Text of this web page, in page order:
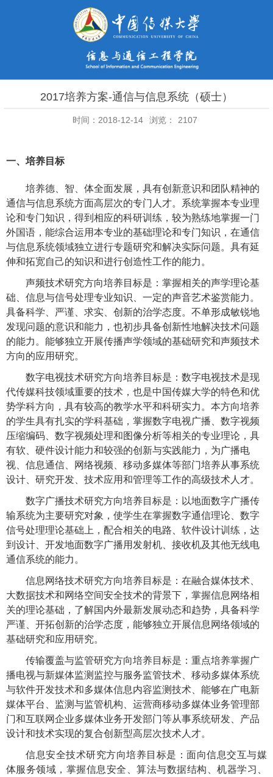
2017培养方案-通信与信息系统（硕士）
时间：2018-12-14 浏览： 2107
一、培养目标
培养德、智、体全面发展，具有创新意识和团队精神的
通信与信息系统方面高层次的专门人才。系统掌握本专业理
论和专门知识，得到相应的科研训练，较为熟练地掌握一门
外国语，能综合运用本专业的基础理论和专门知识，在通信
与信息系统领域独立进行专题研究和解决实际问题。具有延
伸和拓宽自己的知识和进行创造性工作的能力。
声频技术研究方向培养目标是：掌握相关的声学理论基
础、信息与信号处理专业知识、一定的声音艺术鉴赏能力。
具备科学、严谨、求实、创新的治学态度。不单形成敏锐地
发现问题的意识和能力，也初步具备创新性地解决技术问题
的能力。能够独立开展传播声学领域的基础研究和声频技术
方向的应用研究。
数字电视技术研究方向培养目标是：数字电视技术是现
代传媒科技领域重要的技术，也是中国传媒大学的特色和优
势学科方向，具有较高的教学水平和科研实力。本方向培养
的学生具有扎实的学科基础，掌握数字电视广播、数字视频
压缩编码、数字视频处理和图像分析等相关的专业理论，具
有软、硬件设计能力和较强的创新与实践能力，为广播电
视、信息通信、网络视频、移动多媒体等部门培养从事系统
设计、研究开发、技术应用和管理等工作的高级技术人才。
数字广播技术研究方向培养目标是：以地面数字广播传
输系统为主要研究对象，使学生在掌握数字通信理论、数字
信号处理理论基础上，配合相关的电路、软件设计训练，达
到设计、开发地面数字广播用发射机、接收机及其他无线电
通信系统的能力。
信息网络技术研究方向培养目标是：在融合媒体技术、
大数据技术和网络空间安全技术的背景下，掌握信息网络相
关的理论基础，了解国内外最新发展动态和趋势，具备科学
严谨、开拓创新的治学态度，能够独立开展信息网络领域的
基础研究和应用研究。
传输覆盖与监管研究方向培养目标是：重点培养掌握广
播电视与新媒体监测监控与服务监管技术、移动多媒体系统
与软件开发技术和多媒体信息内容监测技术、能够在广电新
媒体平台、监测与监管机构、运营商移动多媒体业务管理部
门和互联网企业多媒体业务开发部门等从事系统研发、产品
设计和技术实现的复合创新型高层次技术人才。
信息安全技术研究方向培养目标是：面向信息交互与媒
体服务领域，掌握信息安全、算法与数据结构、机器学习、